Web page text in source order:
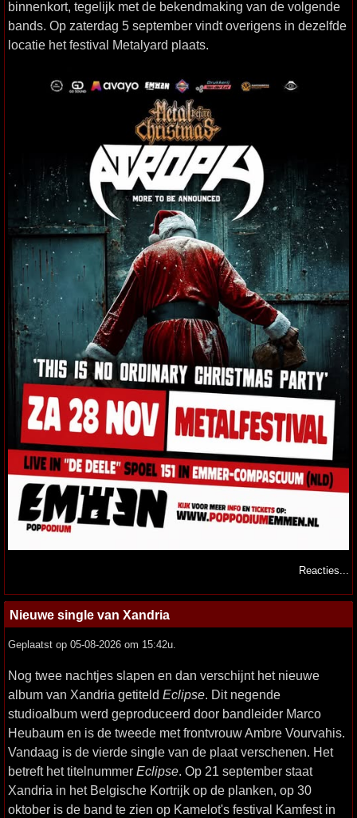
binnenkort, tegelijk met de bekendmaking van de volgende
bands. Op zaterdag 5 september vindt overigens in dezelfde
locatie het festival Metalyard plaats.
Reacties...
Nieuwe single van Xandria
Geplaatst op 05-08-2026 om 15:42u.
Nog twee nachtjes slapen en dan verschijnt het nieuwe
album van Xandria getiteld Eclipse . Dit negende
studioalbum werd geproduceerd door bandleider Marco
Heubaum en is de tweede met frontvrouw Ambre Vourvahis.
Vandaag is de vierde single van de plaat verschenen. Het
betreft het titelnummer Eclipse . Op 21 september staat
Xandria in het Belgische Kortrijk op de planken, op 30
oktober is de band te zien op Kamelot's festival Kamfest in